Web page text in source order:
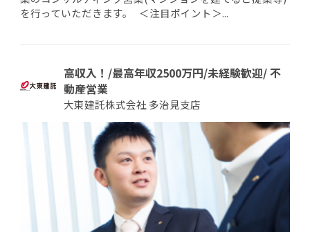
を行っていただきます。 ＜注目ポイント＞...
高収入！/最高年収2500万円/未経験歓迎/ 不
動産営業
大東建託株式会社 多治見支店